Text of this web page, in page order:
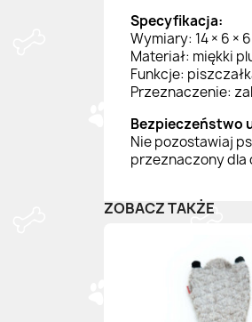
Specyfikacja:
Wymiary: 14 × 6 ×
Materiał: miękki
Funkcje:
Przeznaczenie:
Bezpieczeństwo
Nie pozostawiaj
przeznaczony dla
ZOBACZ TAKŻE